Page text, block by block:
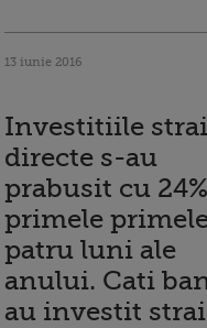
13 iunie 2016
Investitiile
directe s-au
prabusit cu
primele
patru luni ale
anului. Cati
au investit